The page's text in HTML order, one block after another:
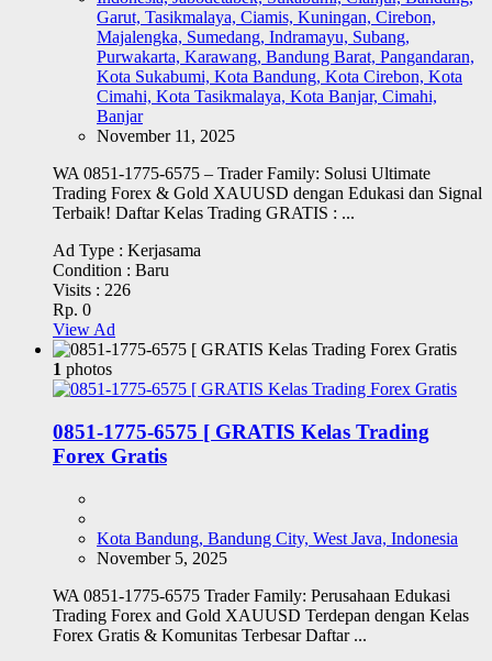
Garut, Tasikmalaya, Ciamis, Kuningan, Cirebon,
Majalengka, Sumedang, Indramayu, Subang,
Purwakarta, Karawang, Bandung Barat, Pangandaran,
Kota Sukabumi, Kota Bandung, Kota Cirebon, Kota
Cimahi, Kota Tasikmalaya, Kota Banjar, Cimahi,
Banjar
November 11, 2025
WA 0851-1775-6575 – Trader Family: Solusi Ultimate
Trading Forex & Gold XAUUSD dengan Edukasi dan Signal
Terbaik! Daftar Kelas Trading GRATIS : ...
Ad Type : Kerjasama
Condition : Baru
Visits : 226
Rp. 0
View Ad
1 photos
0851-1775-6575 [ GRATIS Kelas Trading
Forex Gratis
Kota Bandung, Bandung City, West Java, Indonesia
November 5, 2025
WA 0851-1775-6575 Trader Family: Perusahaan Edukasi
Trading Forex and Gold XAUUSD Terdepan dengan Kelas
Forex Gratis & Komunitas Terbesar Daftar ...